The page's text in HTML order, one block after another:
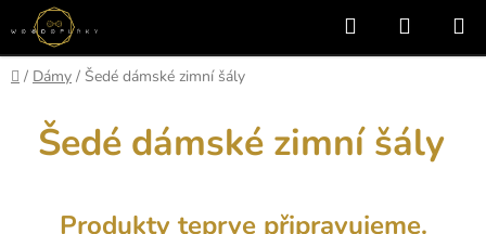
Přejít
na
obsah
Hledat
KOŠÍK
Domů
/ Dámy / Šedé dámské zimní šály
Šedé dámské zimní šály
Produkty teprve připravujeme.